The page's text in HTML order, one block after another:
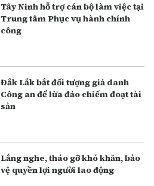
Tây Ninh hỗ trợ cán bộ làm việc tại
Trung tâm Phục vụ hành chính
công
Đắk Lắk bắt đối tượng giả danh
Công an để lừa đảo chiếm đoạt tài
sản
Lắng nghe, tháo gỡ khó khăn, bảo
vệ quyền lợi người lao động